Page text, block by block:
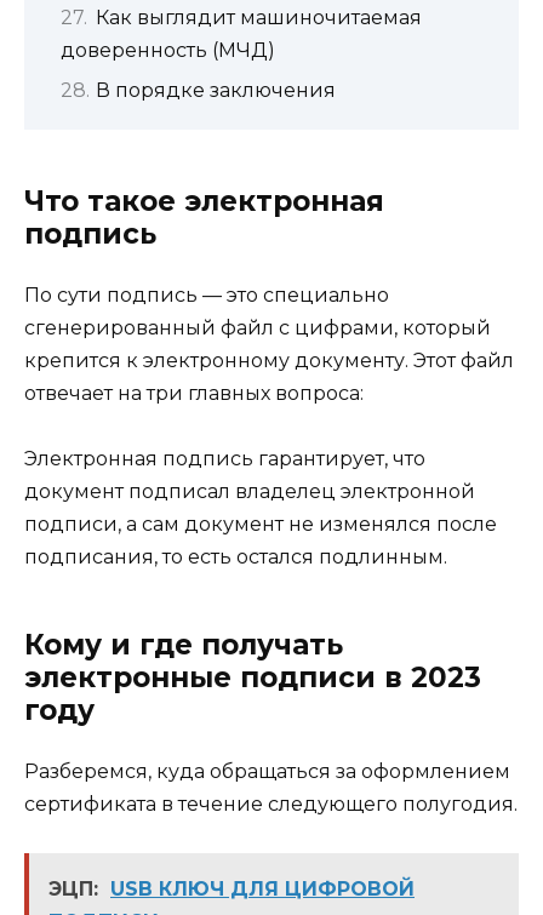
Как выглядит машиночитаемая
доверенность (МЧД)
В порядке заключения
Что такое электронная
подпись
По сути подпись — это специально
сгенерированный файл с цифрами, который
крепится к электронному документу. Этот файл
отвечает на три главных вопроса:
Электронная подпись гарантирует, что
документ подписал владелец электронной
подписи, а сам документ не изменялся после
подписания, то есть остался подлинным.
Кому и где получать
электронные подписи в 2023
году
Разберемся, куда обращаться за оформлением
сертификата в течение следующего полугодия.
ЭЦП: USB КЛЮЧ ДЛЯ ЦИФРОВОЙ